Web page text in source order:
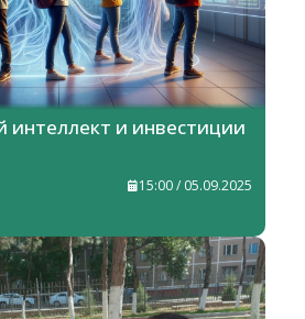
интеллект и инвестиции
15:00 / 05.09.2025